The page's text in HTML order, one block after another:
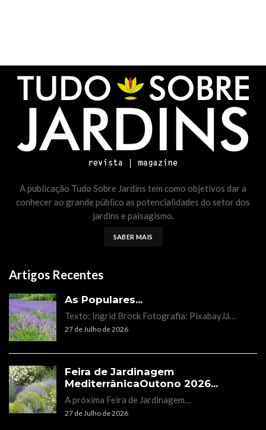
A publicação Tudo Sobre Jardins tem como objetivos dar a
conhecer ao grande público as potencialidades do setor dos
jardins e paisagismo.
SABER MAIS
Artigos Recentes
As Populares...
Texto: Ingrid Brock Fotografia: PixabayJá…
27 de Julho de 2026
Feira de Jardinagem
MediterrânicaOutono 2026...
A próxima Feira de Jardinagem…
27 de Julho de 2026